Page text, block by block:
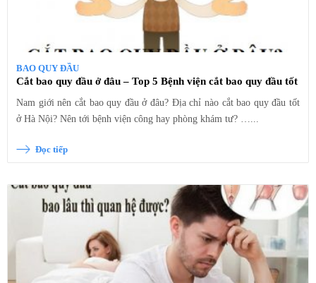
BAO QUY ĐẦU
Cắt bao quy đầu ở đâu – Top 5 Bệnh viện cắt bao quy đầu tốt
Nam giới nên cắt bao quy đầu ở đâu? Địa chỉ nào cắt bao quy đầu tốt
ở Hà Nội? Nên tới bệnh viện công hay phòng khám tư? …...
Đọc tiếp